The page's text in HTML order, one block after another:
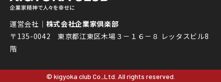
運営会社｜ 株式会社企業家倶楽部
〒135-0042 東京都江東区木場３－１６－８ レッタスビル8
階
© kigyoka club Co.,Ltd. All rights reserved.